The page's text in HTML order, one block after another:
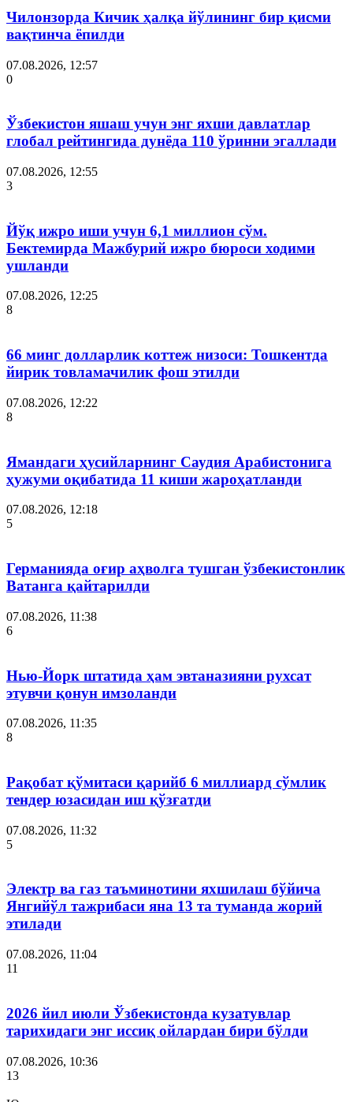
Чилонзорда Кичик ҳалқа йўлининг бир қисми
вақтинча ёпилди
07.08.2026, 12:57
0
Ўзбекистон яшаш учун энг яхши давлатлар
глобал рейтингида дунёда 110 ўринни эгаллади
07.08.2026, 12:55
3
Йўқ ижро иши учун 6,1 миллион сўм.
Бектемирда Мажбурий ижро бюроси ходими
ушланди
07.08.2026, 12:25
8
66 минг долларлик коттеж низоси: Тошкентда
йирик товламачилик фош этилди
07.08.2026, 12:22
8
Ямандаги ҳусийларнинг Саудия Арабистонига
ҳужуми оқибатида 11 киши жароҳатланди
07.08.2026, 12:18
5
Германияда оғир аҳволга тушган ўзбекистонлик
Ватанга қайтарилди
07.08.2026, 11:38
6
Нью-Йорк штатида ҳам эвтаназияни рухсат
этувчи қонун имзоланди
07.08.2026, 11:35
8
Рақобат қўмитаси қарийб 6 миллиард сўмлик
тендер юзасидан иш қўзғатди
07.08.2026, 11:32
5
Электр ва газ таъминотини яхшилаш бўйича
Янгийўл тажрибаси яна 13 та туманда жорий
этилади
07.08.2026, 11:04
11
2026 йил июли Ўзбекистонда кузатувлар
тарихидаги энг иссиқ ойлардан бири бўлди
07.08.2026, 10:36
13